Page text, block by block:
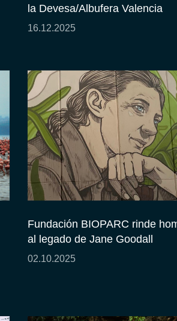
la Devesa/Albufera Valencia
16.12.2025
Fundación BIOPARC rinde
al legado de Jane Goodall
02.10.2025